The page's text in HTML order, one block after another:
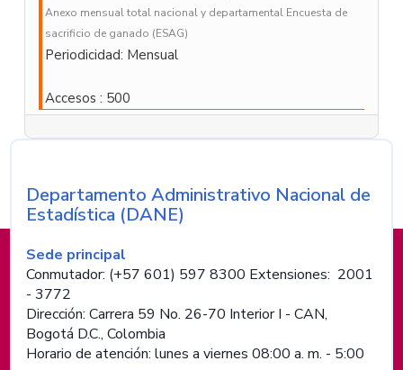
Anexo mensual total nacional y departamental Encuesta de
sacrificio de ganado (ESAG)
Periodicidad: Mensual
Accesos : 500
Información de pie de página
Nombre de la entidad
Departamento Administrativo Nacional de
Estadística (DANE)
Sede principal
Conmutador: (+57 601) 597 8300 Extensiones: 2001
- 3772
Dirección: Carrera 59 No. 26-70 Interior I - CAN,
Bogotá D.C., Colombia
Horario de atención: lunes a viernes 08:00 a. m. - 5:00